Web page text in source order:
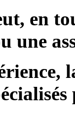
en
une